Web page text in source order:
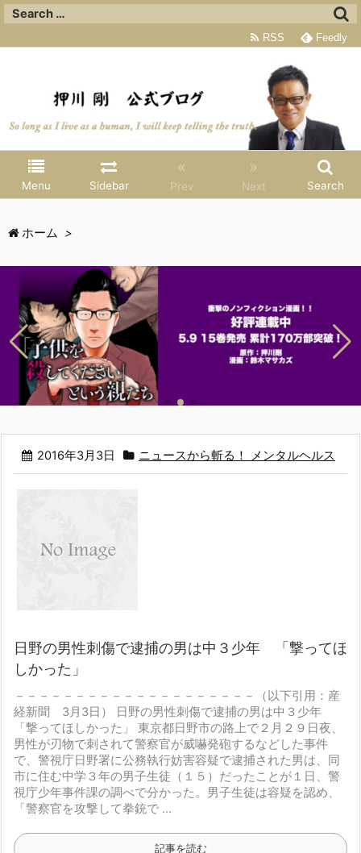
Menu Sidebar
«
Prev
»
Next Search
RSS Feedly
ホーム >
2016年3月3日 ニュースから斬る！ メンタルヘルス
日野の男性刺傷で逮捕の男は中３少年 「撃ってほ
しかった」
－－－－－－－－－－－－－－－－－－－－
（以下引用：産
経新聞 3月3日）
日野の男性刺傷で逮捕の男は中３少年
「撃ってほしかった」
東京都日野市の路上で２月２９日夜、
男性が刃物で刺されて警察官が威嚇発砲するなどした事件
で、警視庁日野署に公務執行妨害容疑で逮捕された男は、同
市に住む中学３年の男子生徒（１５）だったことが１日、警
視庁少年事件課の調べで分かった。男子生徒は容疑を認め、
「警察官を攻撃して拳銃で ...
記事を読む